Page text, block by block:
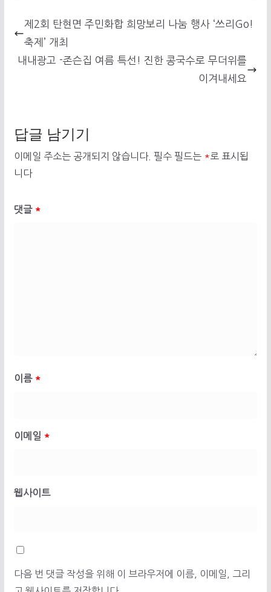
제2회 탄현면 주민화합 희망보리 나눔 행사 ‘쓰리Go!
축제’ 개최
내내광고 -존슨집 여름 특선! 진한 콩국수로 무더위를
이겨내세요
답글 남기기
이메일 주소는 공개되지 않습니다. 필수 필드는 *로 표시됩
니다
댓글 *
이름 *
이메일 *
웹사이트
다음 번 댓글 작성을 위해 이 브라우저에 이름, 이메일, 그리